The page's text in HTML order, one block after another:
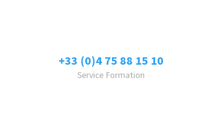
+33 (0)4 75 88 15 10
Service Formation